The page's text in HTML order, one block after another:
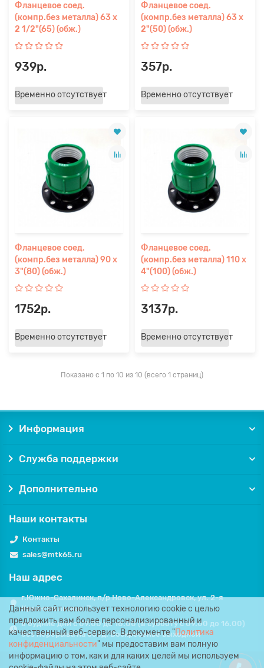
Фланцевое соед.
(компр.без металла) 63 х
2 1/2"(65) (обж.)
939р.
Временно отсутствует
Фланцевое соед.
(компр.без металла) 63 х
2"(50) (обж.)
357р.
Временно отсутствует
Фланцевое соед.
(компр.без металла) 90 х
3"(80) (обж.)
1752р.
Временно отсутствует
Фланцевое соед.
(компр.без металла) 110 х
4"(100) (обж.)
3137р.
Временно отсутствует
Показано с 1 по 10 из 10 (всего 1 страниц)
Данный сайт использует технологию cookie с целью
предложить вам более персонализированный и
качественный веб-сервис. В документе "Политика
конфиденциальности" мы предоставим вам полную
информацию о том, как и для каких целей мы используем
Информация
Служба поддержки
Дополнительно
Наши контакты
Контакты
sales@mtk65.ru
Наш адрес
г.Южно-Сахалинск, п/р Ново-Александровск, ул. 2-я
Красносельская, 7.
в будние дни с 09.00 до 18.00 (в субботу с 09.00 до 16.00)
без перерыва на обед. Воскресенье выходной